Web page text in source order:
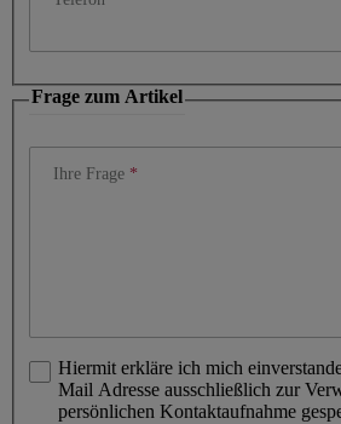
Frage zum Artikel
Ihre Frage
Hiermit erkläre ich mich
Mail Adresse ausschließlich zur
persönlichen Kontaktaufnahme